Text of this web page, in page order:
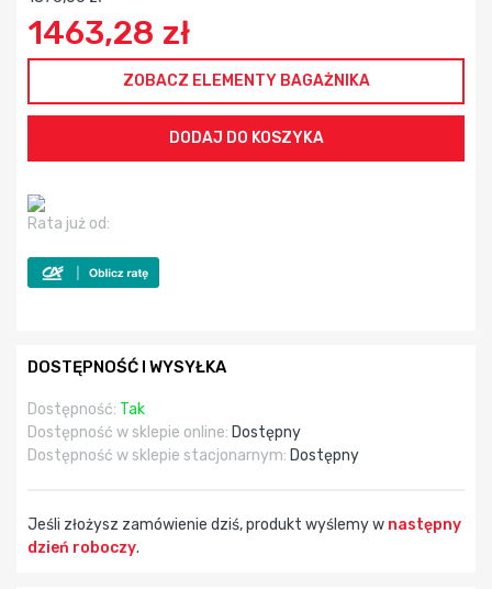
1463,28 zł
ZOBACZ ELEMENTY BAGAŻNIKA
Rata już od:
DOSTĘPNOŚĆ I WYSYŁKA
Dostępność: Tak
Dostępność w sklepie online: Dostępny
Dostępność w sklepie stacjonarnym: Dostępny
Jeśli złożysz zamówienie dziś, produkt wyślemy w następny
dzień roboczy.